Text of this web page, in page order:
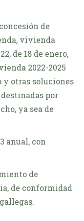
de
vivienda
de 18 de enero,
2022-2025
y otras soluciones
por
ya sea de
anual, con
de
de conformidad